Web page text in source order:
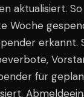
aktualisiert.
Woche
erkannt.
für